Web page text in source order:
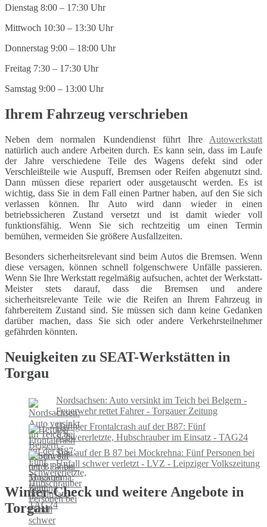
Dienstag 8:00 – 17:30 Uhr
Mittwoch 10:30 – 13:30 Uhr
Donnerstag 9:00 – 18:00 Uhr
Freitag 7:30 – 17:30 Uhr
Samstag 9:00 – 13:00 Uhr
Ihrem Fahrzeug verschrieben
Neben dem normalen Kundendienst führt Ihre Autowerkstatt
natürlich auch andere Arbeiten durch. Es kann sein, dass im Laufe
der Jahre verschiedene Teile des Wagens defekt sind oder
Verschleißteile wie Auspuff, Bremsen oder Reifen abgenutzt sind.
Dann müssen diese repariert oder ausgetauscht werden. Es ist
wichtig, dass Sie in dem Fall einen Partner haben, auf den Sie sich
verlassen können. Ihr Auto wird dann wieder in einen
betriebssicheren Zustand versetzt und ist damit wieder voll
funktionsfähig. Wenn Sie sich rechtzeitig um einen Termin
bemühen, vermeiden Sie größere Ausfallzeiten.
Besonders sicherheitsrelevant sind beim Autos die Bremsen. Wenn
diese versagen, können schnell folgenschwere Unfälle passieren.
Wenn Sie Ihre Werkstatt regelmäßig aufsuchen, achtet der Werkstatt-
Meister stets darauf, dass die Bremsen und andere
sicherheitsrelevante Teile wie die Reifen an Ihrem Fahrzeug in
fahrbereitem Zustand sind. Sie müssen sich dann keine Gedanken
darüber machen, dass Sie sich oder andere Verkehrsteilnehmer
gefährden könnten.
Neuigkeiten zu SEAT-Werkstätten in
Torgau
Nordsachsen: Auto versinkt im Teich bei Belgern -
Feuerwehr rettet Fahrer - Torgauer Zeitung
Heftiger Frontalcrash auf der B87: Fünf
Schwererletzte, Hubschrauber im Einsatz - TAG24
Stau auf der B 87 bei Mockrehna: Fünf Personen bei
Unfall schwer verletzt - LVZ - Leipziger Volkszeitung
Winter-Check und weitere Angebote in
Torgau